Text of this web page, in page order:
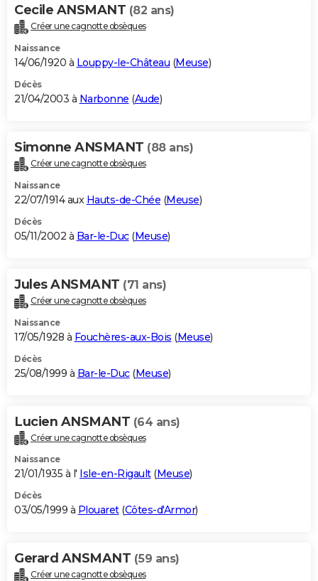
Cecile ANSMANT (82 ans)
Créer une cagnotte obsèques
Naissance
14/06/1920 à Louppy-le-Château (Meuse)
Décès
21/04/2003 à Narbonne (Aude)
Simonne ANSMANT (88 ans)
Créer une cagnotte obsèques
Naissance
22/07/1914 aux Hauts-de-Chée (Meuse)
Décès
05/11/2002 à Bar-le-Duc(Meuse)
Jules ANSMANT (71 ans)
Créer une cagnotte obsèques
Naissance
17/05/1928 à Fouchères-aux-Bois (Meuse)
Décès
25/08/1999 à Bar-le-Duc(Meuse)
Lucien ANSMANT (64 ans)
Créer une cagnotte obsèques
Naissance
21/01/1935 à l' Isle-en-Rigault(Meuse)
Décès
03/05/1999 à Plouaret(Côtes-d'Armor)
Gerard ANSMANT (59 ans)
Créer une cagnotte obsèques